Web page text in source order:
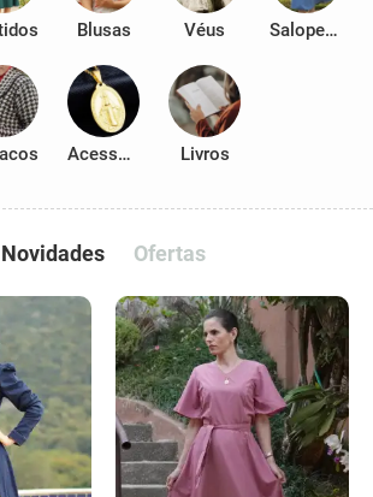
Blusas Véus Salopetes
Acessórios Livros
Novidades Ofertas